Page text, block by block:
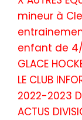
mineur à
enfant de 4/8
GLACE
LE CLUB
2022-2023
ACTUS